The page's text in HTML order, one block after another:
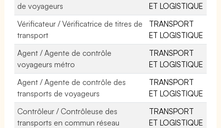
de voyageurs
ET LOGISTIQUE
Vérificateur / Vérificatrice de titres de
transport
TRANSPORT
ET LOGISTIQUE
Agent / Agente de contrôle
voyageurs métro
TRANSPORT
ET LOGISTIQUE
Agent / Agente de contrôle des
transports de voyageurs
TRANSPORT
ET LOGISTIQUE
Contrôleur / Contrôleuse des
transports en commun réseau
TRANSPORT
ET LOGISTIQUE